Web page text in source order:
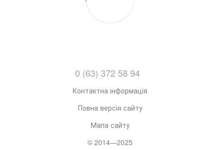
0 (63) 372 58 94
Контактна інформація
Повна версія сайту
Мапа сайту
© 2014—2025